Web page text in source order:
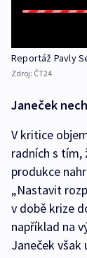
Reportáž Pavly
Zdroj: ČT24
Janeček
V kritice
radních s tím,
produkce
„Nastavit
v době krize
například na
Janeček však